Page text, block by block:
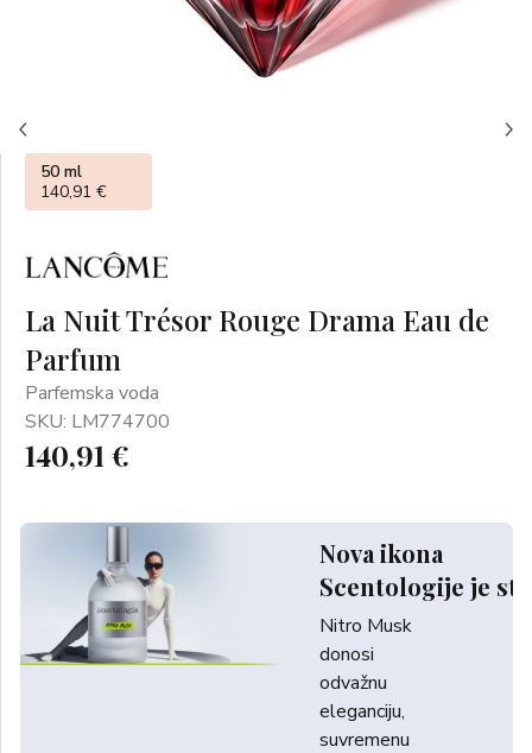
La Nuit Trésor Rouge Drama Eau de
Parfum
Parfemska voda
SKU: LM774700
140,91 €
Nova ikona
Scentologije je
Nitro Musk
donosi
odvažnu
eleganciju,
suvremenu
50 ml
140,91 €